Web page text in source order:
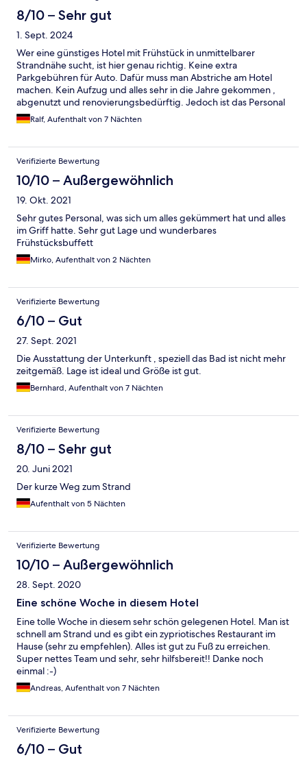
8/10 – Sehr gut
1. Sept. 2024
Wer eine günstiges Hotel mit Frühstück in unmittelbarer
Strandnähe sucht, ist hier genau richtig. Keine extra
Parkgebühren für Auto. Dafür muss man Abstriche am Hotel
machen. Kein Aufzug und alles sehr in die Jahre gekommen ,
abgenutzt und renovierungsbedürftig. Jedoch ist das Personal
freundlich, das Frühstück okay, morgens ein Stau und gut
durchorganisiert. Die Zimmer immer geputzt und sauber.
Rezeption nicht ständig besetzt ist. Alles in Allem überwiegen
die praktischen Vorteile als die optischen Nachteile am Hotel.
Ralf, Aufenthalt von 7 Nächten
Verifizierte Bewertung
10/10 – Außergewöhnlich
19. Okt. 2021
Sehr gutes Personal, was sich um alles gekümmert hat und alles
im Griff hatte. Sehr gut Lage und wunderbares
Frühstücksbuffett
Mirko, Aufenthalt von 2 Nächten
Verifizierte Bewertung
6/10 – Gut
27. Sept. 2021
Die Ausstattung der Unterkunft , speziell das Bad ist nicht mehr
zeitgemäß. Lage ist ideal und Größe ist gut.
Bernhard, Aufenthalt von 7 Nächten
Verifizierte Bewertung
8/10 – Sehr gut
20. Juni 2021
Der kurze Weg zum Strand
Aufenthalt von 5 Nächten
Verifizierte Bewertung
10/10 – Außergewöhnlich
28. Sept. 2020
Eine schöne Woche in diesem Hotel
Eine tolle Woche in diesem sehr schön gelegenen Hotel. Man ist
schnell am Strand und es gibt ein zypriotisches Restaurant im
Hause (sehr zu empfehlen). Alles ist gut zu Fuß zu erreichen.
Super nettes Team und sehr, sehr hilfsbereit!! Danke noch
einmal :-)
Andreas, Aufenthalt von 7 Nächten
Verifizierte Bewertung
6/10 – Gut